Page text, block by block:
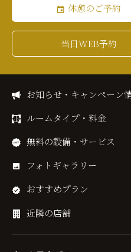
休憩のご予約
当日WEB予約
お知らせ・キャンペーン
ルームタイプ・料金
無料の設備・サービス
フォトギャラリー
おすすめプラン
近隣の店舗